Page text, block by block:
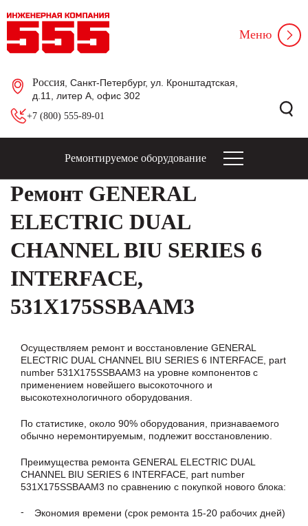
Россия , Санкт-Петербург, ул. Кронштадтская,
д.11, литер А, офис 302
+7 (800) 555-89-01
Меню
Ремонтируемое оборудование
Ремонт GENERAL
ELECTRIC DUAL
CHANNEL BIU SERIES 6
INTERFACE,
531X175SSBAAM3
Осуществляем ремонт и восстановление GENERAL
ELECTRIC DUAL CHANNEL BIU SERIES 6 INTERFACE, part
number 531X175SSBAAM3 на уровне компонентов с
применением новейшего высокоточного и
высокотехнологичного оборудования.
По статистике, около 90% оборудования, признаваемого
обычно неремонтируемым, подлежит восстановлению.
Преимущества ремонта GENERAL ELECTRIC DUAL
CHANNEL BIU SERIES 6 INTERFACE, part number
531X175SSBAAM3 по сравнению с покупкой нового блока:
Экономия времени (срок ремонта 15-20 рабочих дней)